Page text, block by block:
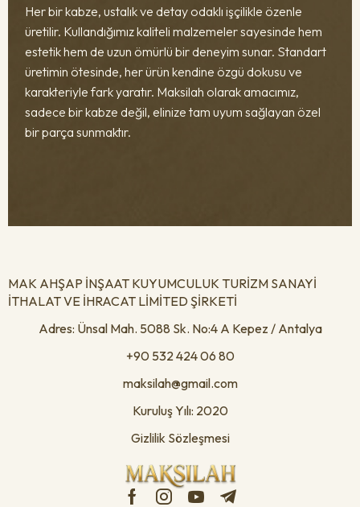
Her bir kabze, ustalık ve detay odaklı işçilikle özenle
üretilir. Kullandığımız kaliteli malzemeler sayesinde hem
estetik hem de uzun ömürlü bir deneyim sunar. Standart
üretimin ötesinde, her ürün kendine özgü dokusu ve
karakteriyle fark yaratır. Maksilah olarak amacımız,
sadece bir kabze değil, elinize tam uyum sağlayan özel
bir parça sunmaktır.
MAK AHŞAP İNŞAAT KUYUMCULUK TURİZM SANAYİ
İTHALAT VE İHRACAT LİMİTED ŞİRKETİ
Adres: Ünsal Mah. 5088 Sk. No:4 A Kepez / Antalya
+90 532 424 06 80
maksilah@gmail.com
Kuruluş Yılı: 2020
Gizlilik Sözleşmesi